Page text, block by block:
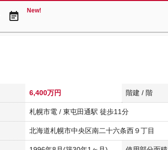
event_note New!
6,400万円 階建 / 階
札幌市電 / 東屯田通駅 徒歩11分
北海道札幌市中央区南二十六条西９丁目